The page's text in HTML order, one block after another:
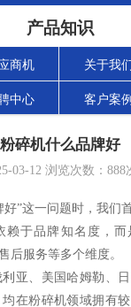
产品知识
商机 关于我
中心 客户案例
粉碎机什么品牌好
03-12浏览次数： 888
”这一问题时，我们
赖于品牌知名度，而
后服务等多个维度。
亚、美国哈姆勒、
在粉碎机领域拥有